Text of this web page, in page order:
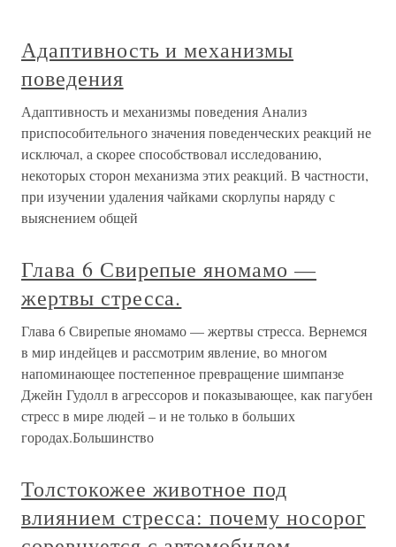
Адаптивность и механизмы
поведения
Адаптивность и механизмы поведения Анализ
приспособительного значения поведенческих реакций не
исключал, а скорее способствовал исследованию,
некоторых сторон механизма этих реакций. В частности,
при изучении удаления чайками скорлупы наряду с
выяснением общей
Глава 6 Свирепые яномамо —
жертвы стресса.
Глава 6 Свирепые яномамо — жертвы стресса. Вернемся
в мир индейцев и рассмотрим явление, во многом
напоминающее постепенное превращение шимпанзе
Джейн Гудолл в агрессоров и показывающее, как пагубен
стресс в мире людей – и не только в больших
городах.Большинство
Толстокожее животное под
влиянием стресса: почему носорог